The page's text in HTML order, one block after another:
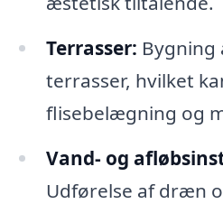
Terrasser: Bygning
terrasser, hvilket
flisebelægning og
Vand- og
Udførelse af dræn